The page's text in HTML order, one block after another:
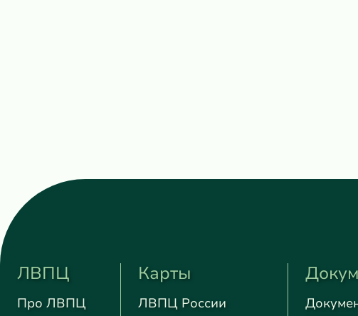
ЛВПЦ
Про ЛВПЦ
Карты
ЛВПЦ России